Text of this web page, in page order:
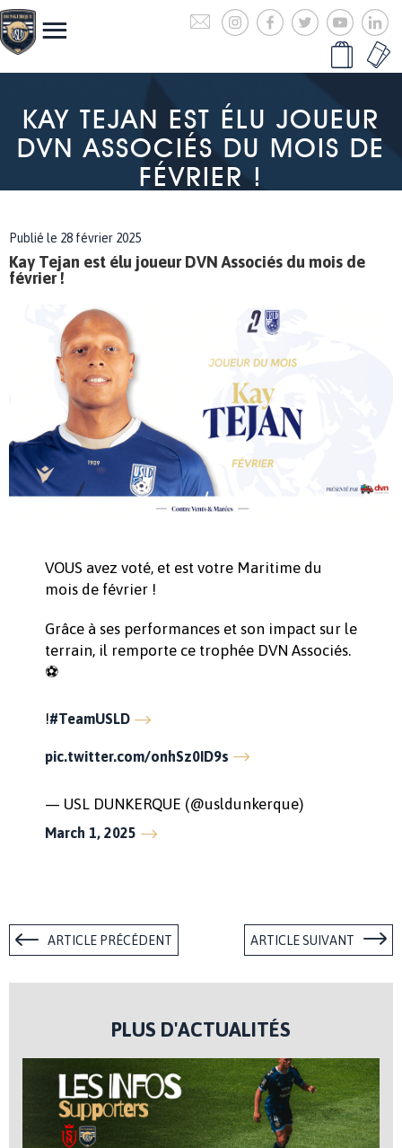
KAY TEJAN EST ÉLU JOUEUR
DVN ASSOCIÉS DU MOIS DE
FÉVRIER !
Publié le 28 février 2025
Kay Tejan est élu joueur DVN Associés du mois de
février !
VOUS avez voté, et est votre Maritime du
mois de février !
Grâce à ses performances et son impact sur le
terrain, il remporte ce trophée DVN Associés.
⚽
!#TeamUSLD
pic.twitter.com/onhSz0ID9s
— USL DUNKERQUE (@usldunkerque)
March 1, 2025
ARTICLE PRÉCÉDENT ARTICLE SUIVANT
PLUS D'ACTUALITÉS